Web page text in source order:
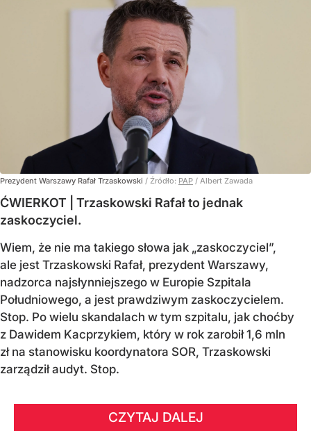
Prezydent Warszawy Rafał Trzaskowski / Źródło: PAP / Albert Zawada
ĆWIERKOT | Trzaskowski Rafał to jednak
zaskoczyciel.
Wiem, że nie ma takiego słowa jak „zaskoczyciel”,
ale jest Trzaskowski Rafał, prezydent Warszawy,
nadzorca najsłynniejszego w Europie Szpitala
Południowego, a jest prawdziwym zaskoczycielem.
Stop. Po wielu skandalach w tym szpitalu, jak choćby
z Dawidem Kacprzykiem, który w rok zarobił 1,6 mln
zł na stanowisku koordynatora SOR, Trzaskowski
zarządził audyt. Stop.
CZYTAJ DALEJ